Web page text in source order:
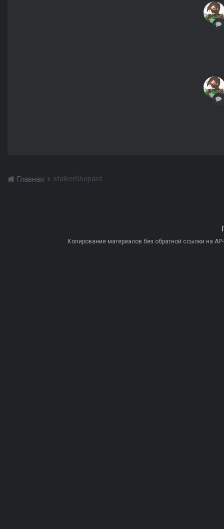
Главная stalkerShepard
Копирование материалов без обратной ссылки на